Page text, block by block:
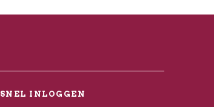
SNEL INLOGGEN